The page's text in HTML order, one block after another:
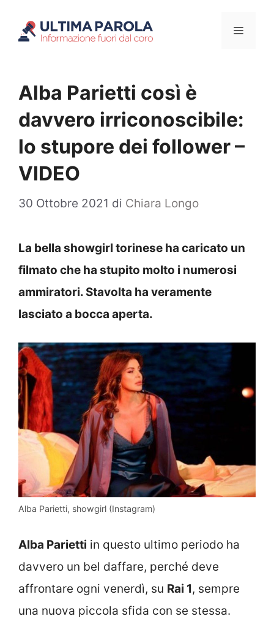
Menu
Alba Parietti così è
davvero irriconoscibile:
lo stupore dei follower –
VIDEO
30 Ottobre 2021 di Chiara Longo
La bella showgirl torinese ha caricato un
filmato che ha stupito molto i numerosi
ammiratori. Stavolta ha veramente
lasciato a bocca aperta.
Alba Parietti, showgirl (Instagram)
Alba Parietti in questo ultimo periodo ha
davvero un bel daffare, perché deve
affrontare ogni venerdì, su Rai 1, sempre
una nuova piccola sfida con se stessa.